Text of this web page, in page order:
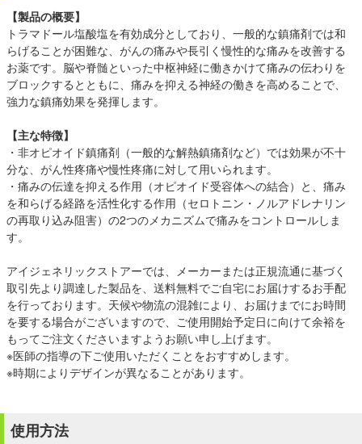
【製品の概要】
トラマドール塩酸塩を有効成分としており、一般的な鎮痛剤では和
らげることが困難な、がんの痛みや長引く慢性的な痛みを改善する
お薬です。脳や脊髄といった中枢神経に働きかけて痛みの伝わりを
ブロックするとともに、痛みを抑える神経の働きを高めることで、
強力な鎮痛効果を発揮します。
【主な特徴】
・非オピオイド鎮痛剤（一般的な解熱鎮痛剤など）では効果が不十
分な、がん性疼痛や慢性疼痛に対して用いられます。
・痛みの伝達を抑える作用（オピオイド受容体への結合）と、痛み
を和らげる経路を活性化する作用（セロトニン・ノルアドレナリン
の再取り込み阻害）の2つのメカニズムで痛みをコントロールしま
す。
アイジェネリックストアーでは、メーカーまたは正規流通に基づく
取引先より調達した製品を、送料無料でご自宅にお届けするお手配
を行っております。天候や物流の混雑により、お届けまでにお時間
を要する場合がございますので、ご使用開始予定日に向けて余裕を
もってご注文くださいますようお願い申し上げます。
※医師の指導の下ご使用いただくことをおすすめします。
※時期によりデザインが異なることがあります。
使用方法